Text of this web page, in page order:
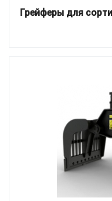
Грейферы для